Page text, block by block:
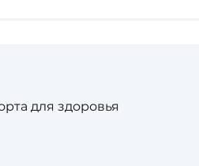
для здоровья